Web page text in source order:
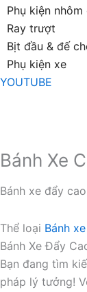
Phụ kiện
Ray trượt
Bịt đầu & đế
Phụ kiện xe
YOUTUBE
Bánh Xe
Bánh xe đẩy
Thể loại Bánh
Bánh Xe Đẩy
Bạn đang tìm
pháp lý tưởng!